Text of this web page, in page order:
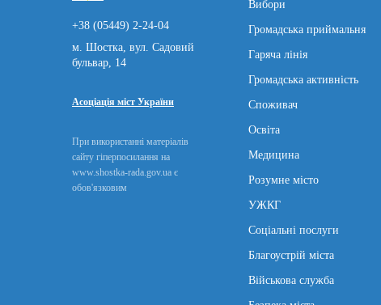
+38 (05449) 2-24-04
м. Шостка, вул. Садовий
бульвар, 14
Асоціація міст України
При використанні матеріалів
сайту гіперпосилання на
www.shostka-rada.gov.ua є
обов'язковим
Вибори
Громадська приймальня
Гаряча лінія
Громадська активність
Споживач
Освіта
Медицина
Розумне місто
УЖКГ
Соціальні послуги
Благоустрій міста
Військова служба